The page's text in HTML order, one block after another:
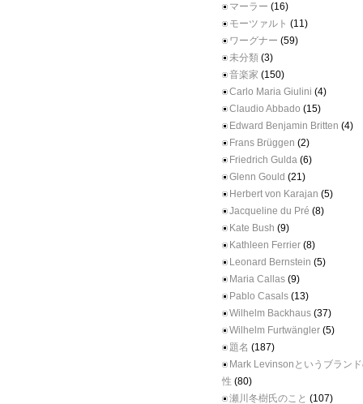
マーラー (16)
モーツァルト (11)
ワーグナー (59)
未分類 (3)
音楽家 (150)
Carlo Maria Giulini (4)
Claudio Abbado (15)
Edward Benjamin Britten (4)
Frans Brüggen (2)
Friedrich Gulda (6)
Glenn Gould (21)
Herbert von Karajan (5)
Jacqueline du Pré (8)
Kate Bush (9)
Kathleen Ferrier (8)
Leonard Bernstein (5)
Maria Callas (9)
Pablo Casals (13)
Wilhelm Backhaus (37)
Wilhelm Furtwängler (5)
題名 (187)
Mark Levinsonというブラン
性 (80)
瀬川冬樹氏のこと (107)